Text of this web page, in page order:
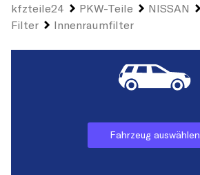
kfzteile24 PKW-Teile NISSAN
Filter
Innenraumfilter
Fahrzeug auswählen